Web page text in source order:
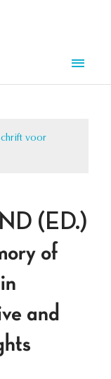
voor
(ED.)
of
and